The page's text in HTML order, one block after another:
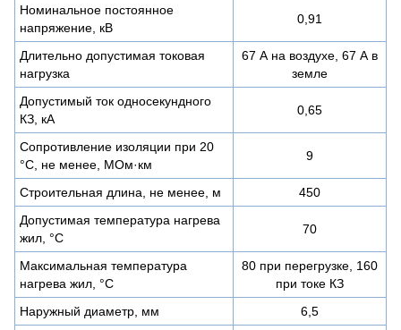
Номинальное постоянное
напряжение, кВ
0,91
Длительно допустимая токовая
нагрузка
67 А на воздухе, 67 А в
земле
Допустимый ток односекундного
КЗ, кА
0,65
Сопротивление изоляции при 20
°С, не менее, МОм·км
9
Строительная длина, не менее, м
450
Допустимая температура нагрева
жил, °C
70
Максимальная температура
нагрева жил, °C
80 при перегрузке, 160
при токе КЗ
Наружный диаметр, мм
6,5